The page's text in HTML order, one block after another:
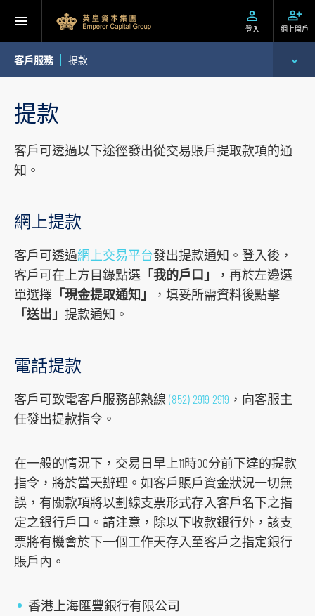
登入 網上開戶
客戶服務 提款
表格下載
提款
客戶可透過以下途徑發出從交易賬戶提取款項的通
知。
網上提款
客戶可透過網上交易平台發出提款通知。登入後，
客戶可在上方目錄點選 「我的戶口」
，再於左邊選
單選擇 「現金提取通知」
，填妥所需資料後點擊
「送出」 提款通知。
電話提款
客戶可致電客戶服務部熱線 (852) 2919 2919 ，向客服主
任發出提款指令。
在一般的情況下，交易日早上11時00分前下達的提款
指令，將於當天辦理。如客戶賬戶資金狀況一切無
誤，有關款項將以劃線支票形式存入客戶名下之指
定之銀行戶口。請注意，除以下收款銀行外，該支
票將有機會於下一個工作天存入至客戶之指定銀行
賬戶內。
香港上海匯豐銀行有限公司